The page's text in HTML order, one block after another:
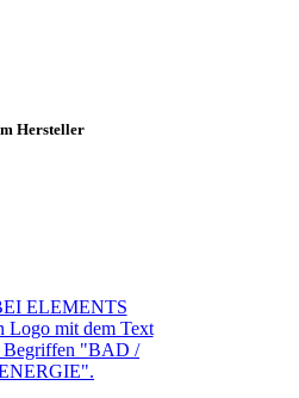
Hersteller
ELEMENTS